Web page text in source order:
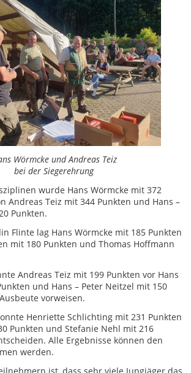
Wörmcke und Andreas Teiz
bei der Siegerehrung
wurde Hans Wörmcke mit 372
Andreas Teiz mit 344 Punkten und Hans –
Punkten.
Flinte lag Hans Wörmcke mit 185 Punkten
mit 180 Punkten und Thomas Hoffmann
Andreas Teiz mit 199 Punkten vor Hans
und Hans – Peter Neitzel mit 150
vorweisen.
Henriette Schlichting mit 231 Punkten
Punkten und Stefanie Nehl mit 216
Alle Ergebnisse können den
werden.
ist, dass sehr viele Jungjäger das